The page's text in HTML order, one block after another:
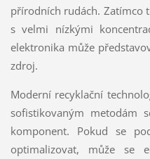
přírodních rudách. Zatímco
s velmi nízkými
elektronika může
zdroj.
Moderní recyklační
sofistikovaným metodám
komponent. Pokud se
optimalizovat, může se